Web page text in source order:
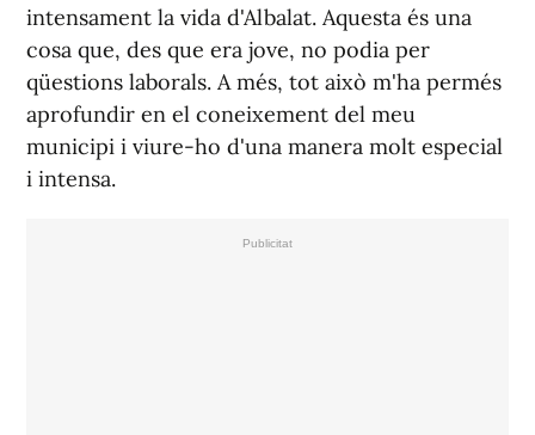
intensament la vida d'Albalat. Aquesta és una
cosa que, des que era jove, no podia per
qüestions laborals. A més, tot això m'ha permés
aprofundir en el coneixement del meu
municipi i viure-ho d'una manera molt especial
i intensa.